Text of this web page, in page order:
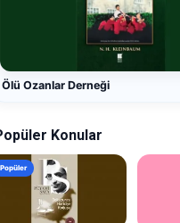
Ölü Ozanlar Derneği
Konular
Popüler